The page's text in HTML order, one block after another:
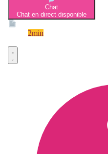
Chat
Chat en direct disponible
2min